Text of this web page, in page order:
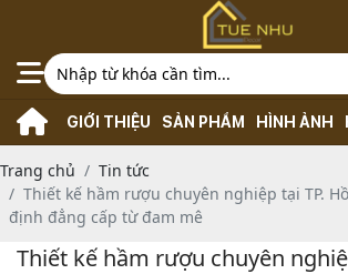
GIỚI THIỆU SẢN PHẨM HÌNH ẢNH
Trang chủ
Tin tức
Thiết kế hầm rượu chuyên nghiệp tại TP.
định đẳng cấp từ đam mê
Thiết kế hầm rượu chuyên